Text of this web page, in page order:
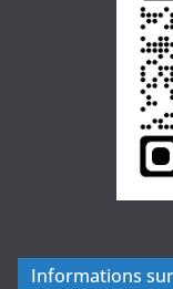
Informations